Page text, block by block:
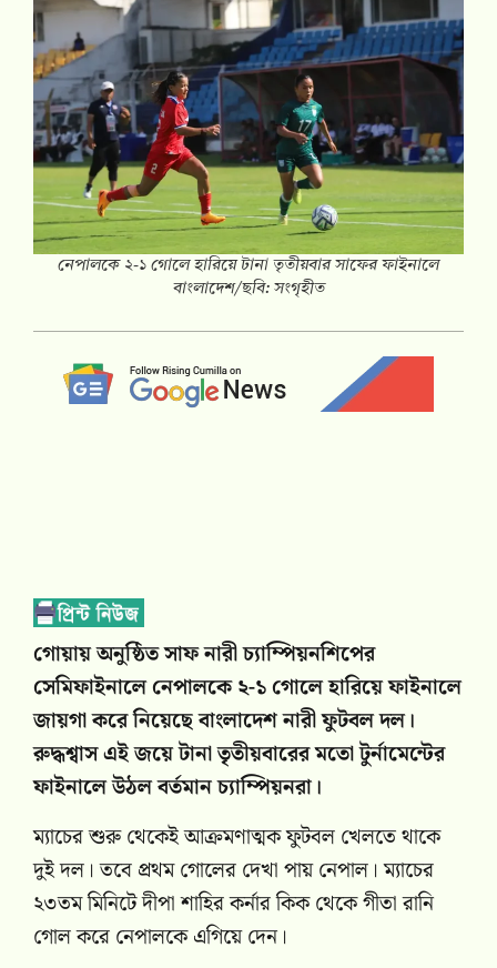
নেপালকে ২-১ গোলে হারিয়ে টানা তৃতীয়বার সাফের ফাইনালে
বাংলাদেশ/ছবি: সংগৃহীত
গোয়ায় অনুষ্ঠিত সাফ নারী চ্যাম্পিয়নশিপের
সেমিফাইনালে নেপালকে ২-১ গোলে হারিয়ে ফাইনালে
জায়গা করে নিয়েছে বাংলাদেশ নারী ফুটবল দল।
রুদ্ধশ্বাস এই জয়ে টানা তৃতীয়বারের মতো টুর্নামেন্টের
ফাইনালে উঠল বর্তমান চ্যাম্পিয়নরা।
ম্যাচের শুরু থেকেই আক্রমণাত্মক ফুটবল খেলতে থাকে
দুই দল। তবে প্রথম গোলের দেখা পায় নেপাল। ম্যাচের
২৩তম মিনিটে দীপা শাহির কর্নার কিক থেকে গীতা রানি
গোল করে নেপালকে এগিয়ে দেন।